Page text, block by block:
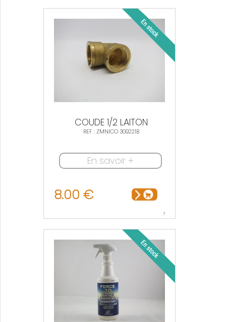
COUDE 1/2 LAITON
REF : ZMNICO 309221B
En savoir +
8.00 €
7